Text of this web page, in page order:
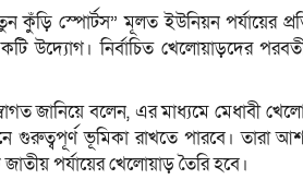
কুঁড়ি স্পোর্টস” মূলত ইউনিয়ন পর্যায়ের
নির্বাচিত খেলোয়াড়দের
জানিয়ে বলেন, এর মাধ্যমে মেধাবী
গুরুত্বপূর্ণ ভূমিকা রাখতে পারবে। তারা
পর্যায়ের খেলোয়াড় তৈরি হবে।